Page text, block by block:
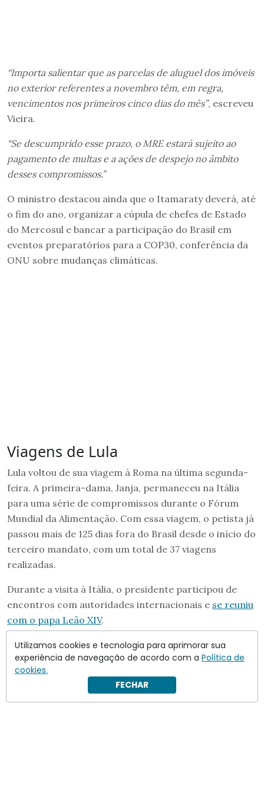
“Importa salientar que as parcelas de aluguel dos imóveis
no exterior referentes a novembro têm, em regra,
vencimentos nos primeiros cinco dias do mês”, escreveu
Vieira.
“Se descumprido esse prazo, o MRE estará sujeito ao
pagamento de multas e a ações de despejo no âmbito
desses compromissos.”
O ministro destacou ainda que o Itamaraty deverá, até
o fim do ano, organizar a cúpula de chefes de Estado
do Mercosul e bancar a participação do Brasil em
eventos preparatórios para a COP30, conferência da
ONU sobre mudanças climáticas.
Viagens de Lula
Lula voltou de sua viagem à Roma na última segunda-
feira. A primeira-dama, Janja, permaneceu na Itália
para uma série de compromissos durante o Fórum
Mundial da Alimentação. Com essa viagem, o petista já
passou mais de 125 dias fora do Brasil desde o início do
terceiro mandato, com um total de 37 viagens
realizadas.
Durante a visita à Itália, o presidente participou de
encontros com autoridades internacionais e se reuniu
com o papa Leão XIV.
Utilizamos cookies e tecnologia para aprimorar sua
experiência de navegação de acordo com a Política de
cookies.
FECHAR